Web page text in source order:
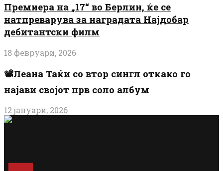
Премиера на „17“ во Берлин, ќе се
натпреварува за наградата Најдобар
дебитантски филм
18 февруари, 2026
📽️Леана Таќи со втор сингл откако го
најави својот прв соло албум
12 јануари, 2026